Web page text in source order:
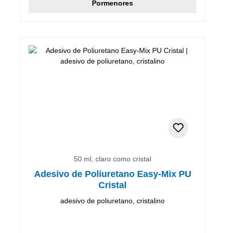
Pormenores
50 ml, claro como cristal
Adesivo de Poliuretano Easy-Mix PU
Cristal
adesivo de poliuretano, cristalino